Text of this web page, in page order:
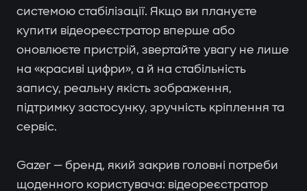
системою стабілізації. Якщо ви плануєте
купити відеореєстратор вперше або
оновлюєте пристрій, звертайте увагу не лише
на «красиві цифри», а й на стабільність
запису, реальну якість зображення,
підтримку застосунку, зручність кріплення та
сервіс.
Gazer — бренд, який закрив головні потреби
щоденного користувача: відеореєстратор